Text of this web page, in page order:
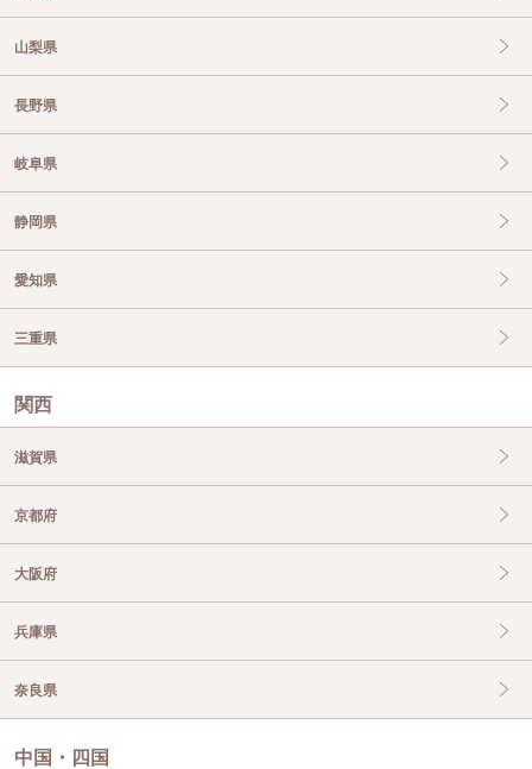
山梨県
長野県
岐阜県
静岡県
愛知県
三重県
関西
滋賀県
京都府
大阪府
兵庫県
奈良県
中国・四国